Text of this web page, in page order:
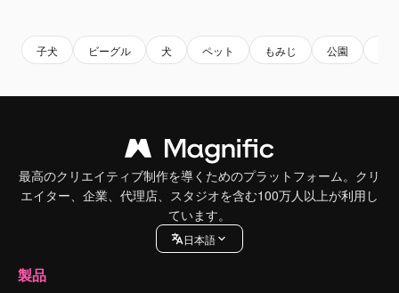
子犬 ビーグル 犬 ペット もみじ 公園
最高のクリエイティブ制作を導くためのプラットフォーム。クリ
エイター、企業、代理店、スタジオを含む100万人以上が利用し
ています。
日本語
製品